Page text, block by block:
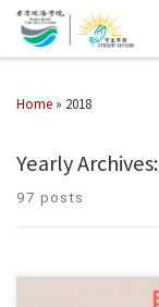
Home » 2018
Yearly Archives:
97 posts